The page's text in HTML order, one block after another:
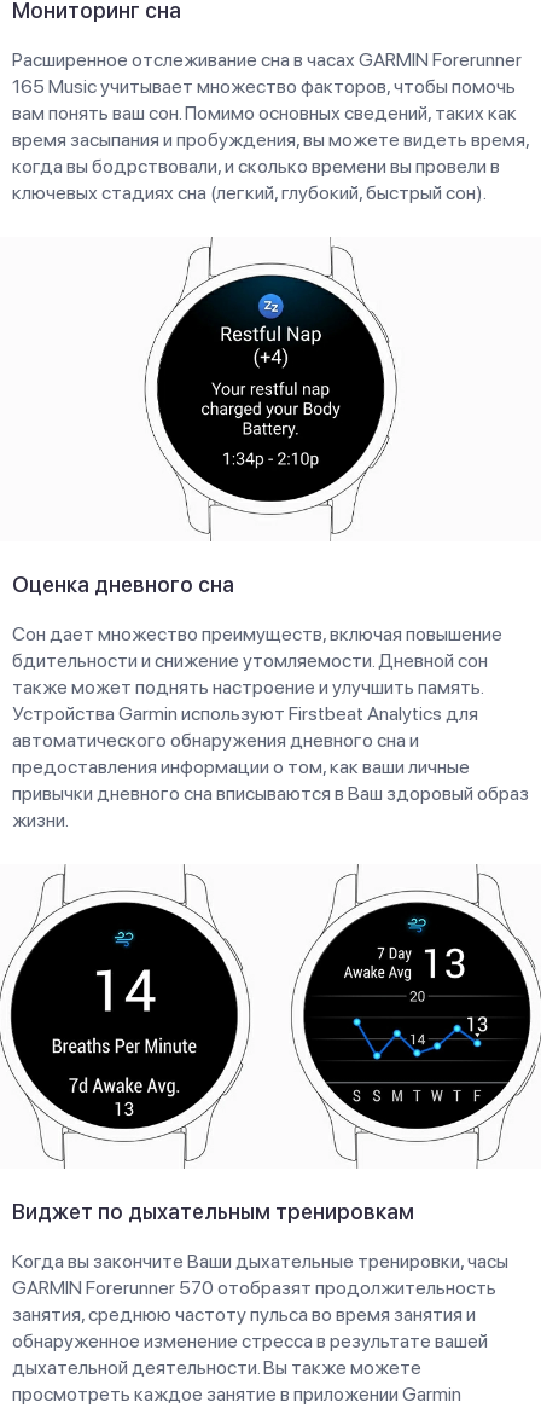
Мониторинг сна
Расширенное отслеживание сна в часах GARMIN Forerunner
165 Music учитывает множество факторов, чтобы помочь
вам понять ваш сон. Помимо основных сведений, таких как
время засыпания и пробуждения, вы можете видеть время,
когда вы бодрствовали, и сколько времени вы провели в
ключевых стадиях сна (легкий, глубокий, быстрый сон).
Оценка дневного сна
Сон дает множество преимуществ, включая повышение
бдительности и снижение утомляемости. Дневной сон
также может поднять настроение и улучшить память.
Устройства Garmin используют Firstbeat Analytics для
автоматического обнаружения дневного сна и
предоставления информации о том, как ваши личные
привычки дневного сна вписываются в Ваш здоровый образ
жизни.
Виджет по дыхательным тренировкам
Когда вы закончите Ваши дыхательные тренировки, часы
GARMIN Forerunner 570 отобразят продолжительность
занятия, среднюю частоту пульса во время занятия и
обнаруженное изменение стресса в результате вашей
дыхательной деятельности. Вы также можете
просмотреть каждое занятие в приложении Garmin